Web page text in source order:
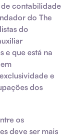
contabilidade
do The
do
e que está na
e
dos
os
deve ser mais